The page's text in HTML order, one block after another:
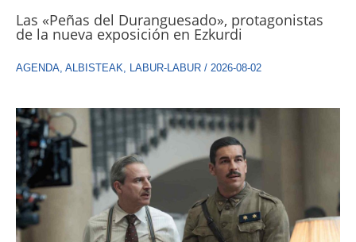
Las «Peñas del Duranguesado», protagonistas
de la nueva exposición en Ezkurdi
AGENDA ALBISTEAK LABUR-LABUR / 2026-08-02